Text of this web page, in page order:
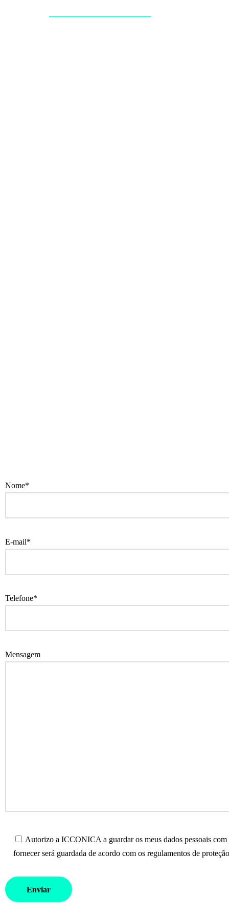
Agenciamento Produção
Nome*
E-mail*
Telefone*
Mensagem
Autorizo a ICCONICA a guardar os meus dados pessoais
fornecer será guardada de acordo com os regulamentos de